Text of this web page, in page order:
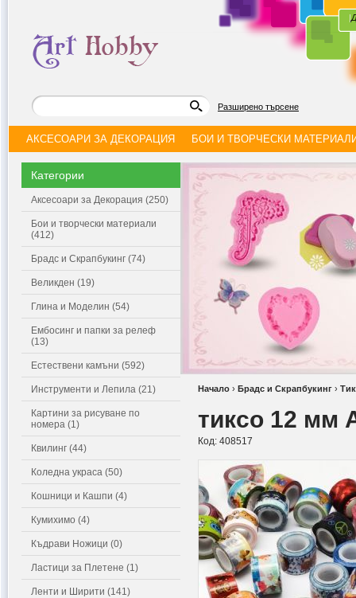
|
Разширено търсене
АКСЕСОАРИ ЗА ДЕКОРАЦИЯ БОИ И ТВОРЧЕСКИ
Категории
Аксесоари за Декорация (250)
Бои и творчески материали
(412)
Брадс и Скрапбукинг (74)
Великден (19)
Глина и Моделин (54)
Ембосинг и папки за релеф
(13)
Естествени камъни (592)
Инструменти и Лепила (21)
Картини за рисуване по
номера (1)
Квилинг (44)
Коледна украса (50)
Кошници и Кашпи (4)
Кумихимо (4)
Къдрави Ножици (0)
Ластици за Плетене (1)
Ленти и Ширити (141)
Начало › Брадс и Скрапбукинг ›
тиксо 12 мм
Код: 408517